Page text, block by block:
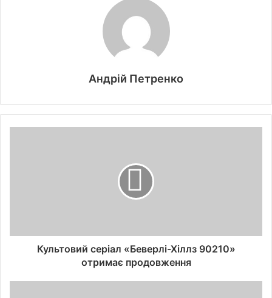
Андрій Петренко
Культовий серіал «Беверлі-Хіллз 90210»
отримає продовження